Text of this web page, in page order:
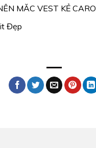
MĂC VEST KẺ CARO
Đẹp